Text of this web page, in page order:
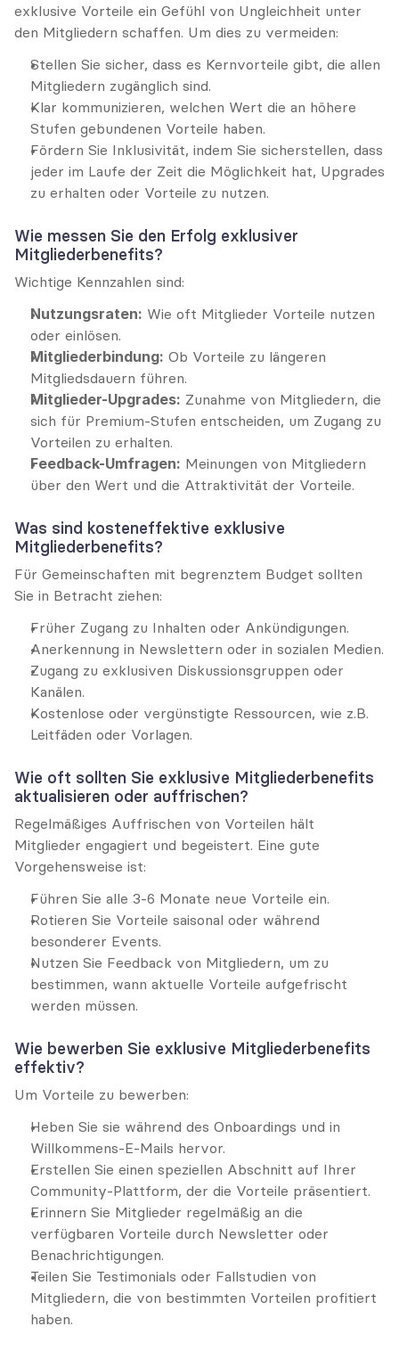
exklusive Vorteile ein Gefühl von Ungleichheit unter
den Mitgliedern schaffen. Um dies zu vermeiden:
Stellen Sie sicher, dass es Kernvorteile gibt, die allen
Mitgliedern zugänglich sind.
Klar kommunizieren, welchen Wert die an höhere
Stufen gebundenen Vorteile haben.
Fördern Sie Inklusivität, indem Sie sicherstellen, dass
jeder im Laufe der Zeit die Möglichkeit hat, Upgrades
zu erhalten oder Vorteile zu nutzen.
Wie messen Sie den Erfolg exklusiver
Mitgliederbenefits?
Wichtige Kennzahlen sind:
Nutzungsraten: Wie oft Mitglieder Vorteile nutzen
oder einlösen.
Mitgliederbindung: Ob Vorteile zu längeren
Mitgliedsdauern führen.
Mitglieder-Upgrades: Zunahme von Mitgliedern, die
sich für Premium-Stufen entscheiden, um Zugang zu
Vorteilen zu erhalten.
Feedback-Umfragen: Meinungen von Mitgliedern
über den Wert und die Attraktivität der Vorteile.
Was sind kosteneffektive exklusive
Mitgliederbenefits?
Für Gemeinschaften mit begrenztem Budget sollten
Sie in Betracht ziehen:
Früher Zugang zu Inhalten oder Ankündigungen.
Anerkennung in Newslettern oder in sozialen Medien.
Zugang zu exklusiven Diskussionsgruppen oder
Kanälen.
Kostenlose oder vergünstigte Ressourcen, wie z.B.
Leitfäden oder Vorlagen.
Wie oft sollten Sie exklusive Mitgliederbenefits
aktualisieren oder auffrischen?
Regelmäßiges Auffrischen von Vorteilen hält
Mitglieder engagiert und begeistert. Eine gute
Vorgehensweise ist:
Führen Sie alle 3-6 Monate neue Vorteile ein.
Rotieren Sie Vorteile saisonal oder während
besonderer Events.
Nutzen Sie Feedback von Mitgliedern, um zu
bestimmen, wann aktuelle Vorteile aufgefrischt
werden müssen.
Wie bewerben Sie exklusive Mitgliederbenefits
effektiv?
Um Vorteile zu bewerben:
Heben Sie sie während des Onboardings und in
Willkommens-E-Mails hervor.
Erstellen Sie einen speziellen Abschnitt auf Ihrer
Community-Plattform, der die Vorteile präsentiert.
Erinnern Sie Mitglieder regelmäßig an die
verfügbaren Vorteile durch Newsletter oder
Benachrichtigungen.
Teilen Sie Testimonials oder Fallstudien von
Mitgliedern, die von bestimmten Vorteilen profitiert
haben.